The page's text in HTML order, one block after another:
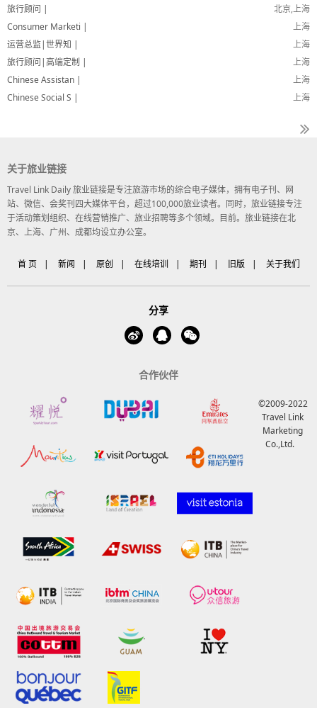
北京,上海
旅行顾问 |
上海
Consumer Marketi |
上海
运营总监|世界知 |
上海
旅行顾问|高端定制 |
上海
Chinese Assistan |
上海
Chinese Social S |
关于旅业链接
Travel Link Daily 旅业链接是专注旅游市场的综合电子媒体，拥有电子刊、网
站、微信、会奖刊四大媒体平台，超过100,000旅业读者。同时，旅业链接专注
于活动策划组织、在线营销推广、旅业招聘等多个领域。目前。旅业链接在北
京、上海、广州、成都均设立办公室。
首 页 | 新闻 | 原创 | 在线培训 | 期刊 | 旧版 | 关于我们
分享
合作伙伴
©2009-2022
Travel Link
Marketing
Co.,Ltd.